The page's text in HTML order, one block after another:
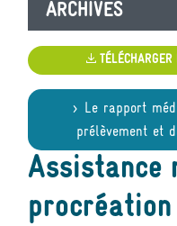
ARCHIVES
Le rapport
prélèvement et
Assistance
procréation